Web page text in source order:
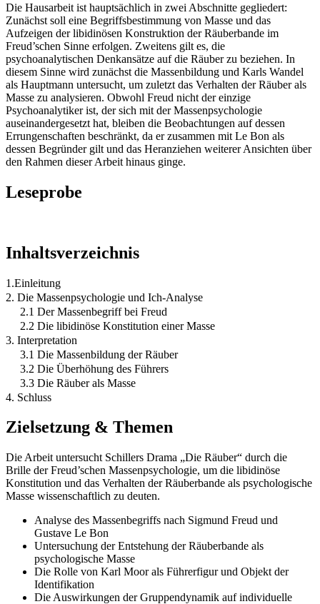
Die Hausarbeit ist hauptsächlich in zwei Abschnitte gegliedert:
Zunächst soll eine Begriffsbestimmung von Masse und das
Aufzeigen der libidinösen Konstruktion der Räuberbande im
Freud’schen Sinne erfolgen. Zweitens gilt es, die
psychoanalytischen Denkansätze auf die Räuber zu beziehen. In
diesem Sinne wird zunächst die Massenbildung und Karls Wandel
als Hauptmann untersucht, um zuletzt das Verhalten der Räuber als
Masse zu analysieren. Obwohl Freud nicht der einzige
Psychoanalytiker ist, der sich mit der Massenpsychologie
auseinandergesetzt hat, bleiben die Beobachtungen auf dessen
Errungenschaften beschränkt, da er zusammen mit Le Bon als
dessen Begründer gilt und das Heranziehen weiterer Ansichten über
den Rahmen dieser Arbeit hinaus ginge.
Leseprobe
Inhaltsverzeichnis
1.Einleitung
2. Die Massenpsychologie und Ich-Analyse
2.1 Der Massenbegriff bei Freud
2.2 Die libidinöse Konstitution einer Masse
3. Interpretation
3.1 Die Massenbildung der Räuber
3.2 Die Überhöhung des Führers
3.3 Die Räuber als Masse
4. Schluss
Zielsetzung & Themen
Die Arbeit untersucht Schillers Drama „Die Räuber“ durch die
Brille der Freud’schen Massenpsychologie, um die libidinöse
Konstitution und das Verhalten der Räuberbande als psychologische
Masse wissenschaftlich zu deuten.
Analyse des Massenbegriffs nach Sigmund Freud und
Gustave Le Bon
Untersuchung der Entstehung der Räuberbande als
psychologische Masse
Die Rolle von Karl Moor als Führerfigur und Objekt der
Identifikation
Die Auswirkungen der Gruppendynamik auf individuelle